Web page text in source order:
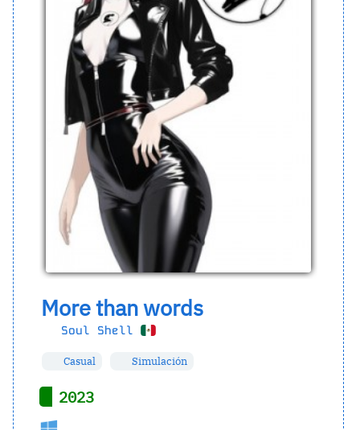
More than words
Soul Shell
Casual Simulación
2023